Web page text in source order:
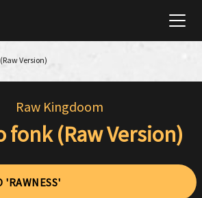
Version)
Raw Kingdoom
fonk (Raw Version)
'RAWNESS'